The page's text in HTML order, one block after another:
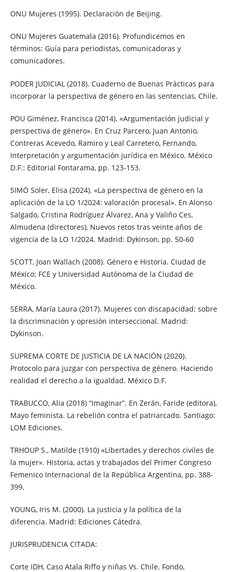
ONU Mujeres (1995). Declaración de Beijing.
ONU Mujeres Guatemala (2016). Profundicemos en
términos: Guía para periodistas, comunicadoras y
comunicadores.
PODER JUDICIAL (2018). Cuaderno de Buenas Prácticas para
incorporar la perspectiva de género en las sentencias, Chile.
POU Giménez, Francisca (2014). «Argumentación judicial y
perspectiva de género». En Cruz Parcero, Juan Antonio,
Contreras Acevedo, Ramiro y Leal Carretero, Fernando,
Interpretación y argumentación jurídica en México. México
D.F.: Editorial Fontarama, pp. 123-153.
SIMÓ Soler, Elisa (2024). «La perspectiva de género en la
aplicación de la LO 1/2024: valoración procesal». En Alonso
Salgado, Cristina Rodríguez Álvarez, Ana y Valiño Ces,
Almudena (directores), Nuevos retos tras veinte años de
vigencia de la LO 1/2024. Madrid: Dykinson, pp. 50-60
SCOTT, Joan Wallach (2008). Género e Historia. Ciudad de
México: FCE y Universidad Autónoma de la Ciudad de
México.
SERRA, María Laura (2017). Mujeres con discapacidad: sobre
la discriminación y opresión interseccional. Madrid:
Dykinson.
SUPREMA CORTE DE JUSTICIA DE LA NACIÓN (2020).
Protocolo para juzgar con perspectiva de género. Haciendo
realidad el derecho a la igualdad. México D.F.
TRABUCCO, Alia (2018) “Imaginar”. En Zerán, Faride (editora),
Mayo feminista. La rebelión contra el patriarcado. Santiago:
LOM Ediciones.
TRHOUP S., Matilde (1910) «Libertades y derechos civiles de
la mujer». Historia, actas y trabajados del Primer Congreso
Femenico Internacional de la República Argentina, pp. 388-
399.
YOUNG, Iris M. (2000). La justicia y la política de la
diferencia. Madrid: Ediciones Cátedra.
JURISPRUDENCIA CITADA:
Corte IDH, Caso Atala Riffo y niñas Vs. Chile. Fondo,